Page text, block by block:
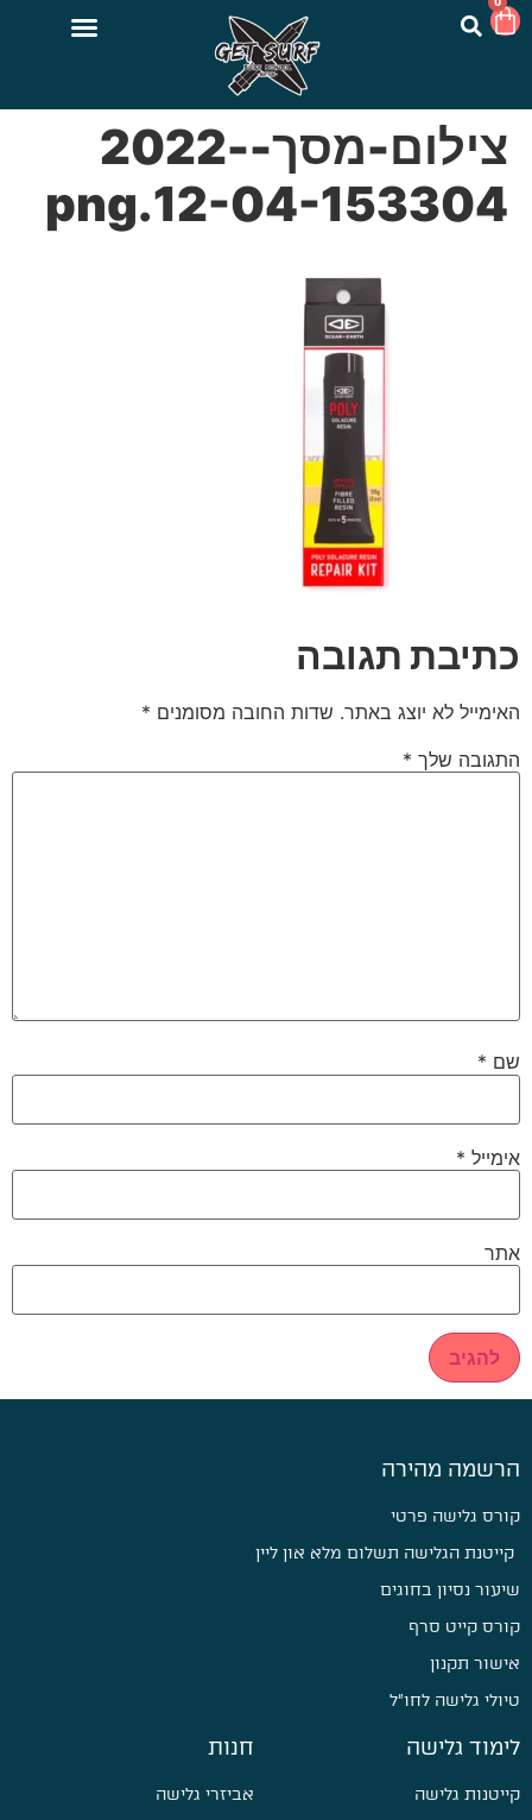
צילום-מסך-2022-
12-04-153304.png
כתיבת תגובה
האימייל לא יוצג באתר. שדות החובה מסומנים *
התגובה שלך *
שם *
אימייל *
אתר
הרשמה מהירה
קורס גלישה פרטי
קייטנת הגלישה תשלום מלא און ליין
שיעור נסיון בחוגים
קורס קייט סרף
אישור תקנון
טיולי גלישה לחו״ל
לימוד גלישה
קייטנות גלישה
חנות
אביזרי גלישה